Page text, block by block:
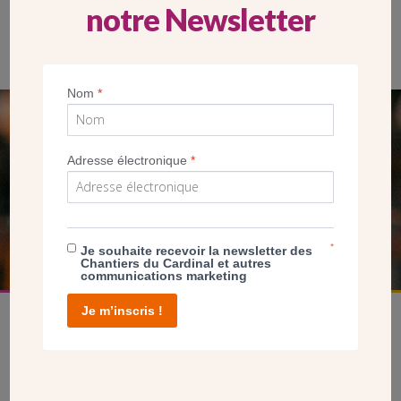
SEUL VOTRE DON
NOUS PERMET D’AGIR
FAIRE UN DON
notre Newsletter
Nom*
Adresse électronique*
Je souhaite recevoir la newsletter des
Chantiers du Cardinal et autres
communications marketing
*
Je m’inscris !